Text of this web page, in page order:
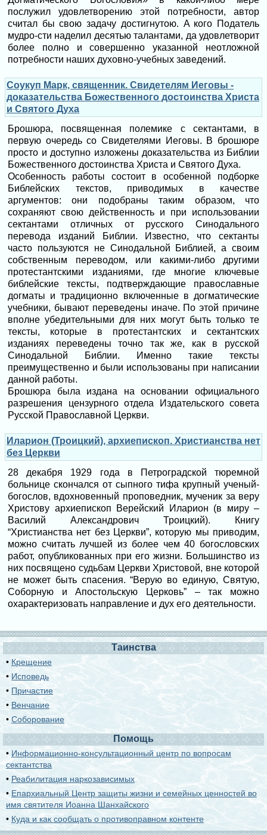
послужил удовлетворению этой потребности, автор
считал бы свою задачу достигнутою. Α кого Податель
мудро-сти наделил десятью талантами, да удовлетворит
более полно и совершенно указанной неотложной
потребности наших духовно-учебных заведений.
Соукуп Марк, священник. Свидетелям Иеговы -
доказательства Божественного достоинства Христа
и Святого Духа
Брошюра, посвященная полемике с сектантами, в
первую очередь со Свидетелями Иеговы. В брошюре
просто и доступно изложены доказательства из Библии
Божественного достоинства Христа и Святого Духа.
Особенность работы состоит в особенной подборке
Библейских текстов, приводимых в качестве
аргументов: они подобраны таким образом, что
сохраняют свою действенность и при использовании
сектантами отличных от русского Синодального
перевода изданий Библии. Известно, что сектанты
часто пользуются не Синодальной Библией, а своим
собственным переводом, или какими-либо другими
протестантскими изданиями, где многие ключевые
библейские тексты, подтверждающие православные
догматы и традиционно включенные в догматические
учебники, бывают переведены иначе. По этой причине
вполне убедительными для них могут быть только те
тексты, которые в протестантских и сектантских
изданиях переведены точно так же, как в русской
Синодальной Библии. Именно такие тексты
преимущественно и были использованы при написании
данной работы.
Брошюра была издана на основании официального
разрешения цензурного отдела Издательского совета
Русской Православной Церкви.
Иларион (Троицкий), архиепископ. Христианства нет
без Церкви
28 декабря 1929 года в Петроградской тюремной
больнице скончался от сыпного тифа крупный ученый-
богослов, вдохновенный проповедник, мученик за веру
Христову архиепископ Верейский Иларион (в миру –
Василий Александрович Троицкий). Книгу
“Христианства нет без Церкви”, которую мы приводим,
можно считать лучшей из более чем 40 богословских
работ, опубликованных при его жизни. Большинство из
них посвящено судьбам Церкви Христовой, вне которой
не может быть спасения. “Верую во единую, Святую,
Соборную и Апостольскую Церковь” – так можно
охарактеризовать направление и дух его деятельности.
Таинства
• Крещение
• Исповедь
• Причастие
• Венчание
•Соборование
Помощь
• Информационно-консультационный центр по вопросам
сектантства
• Реабилитация наркозависимых
• Епархиальный Центр защиты жизни и семейных ценностей во
имя святителя Иоанна Шанхайского
• Куда и как сообщать о противоправном контенте